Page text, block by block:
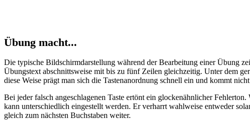
Übung macht...
Die typische Bildschirmdarstellung während der Bearbeitung einer Übung
Übungstext abschnittsweise mit bis zu fünf Zeilen gleichzeitig. Unter dem
diese Weise prägt man sich die Tastenanordnung schnell ein und kommt
Bei jeder falsch angeschlagenen Taste ertönt ein glockenähnlicher
kann unterschiedlich eingestellt werden. Er verharrt wahlweise entweder
gleich zum nächsten Buchstaben weiter.